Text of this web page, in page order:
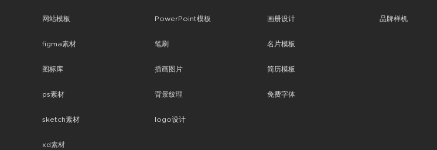
网站模板
figma素材
图标库
ps素材
sketch素材
xd素材
PowerPoint模板
笔刷
插画图片
背景纹理
logo设计
画册设计
名片模板
简历模板
免费字体
品牌样机